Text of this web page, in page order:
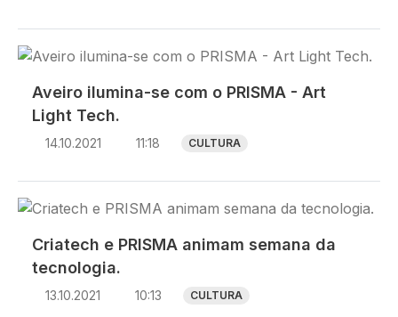
Imagem
Aveiro ilumina-se com o PRISMA - Art
Light Tech.
14.10.2021 11:18 CULTURA
Imagem
Criatech e PRISMA animam semana da
tecnologia.
13.10.2021 10:13 CULTURA